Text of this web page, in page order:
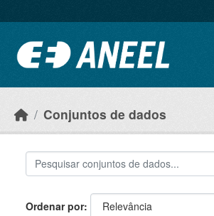
Conjuntos de dados
Ordenar por